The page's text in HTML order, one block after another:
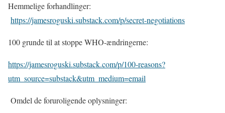
Hemmelige forhandlinger:
https://jamesroguski.substack.com/p/secret-negotiations
100 grunde til at stoppe WHO-ændringerne:
https://jamesroguski.substack.com/p/100-reasons?
utm_source=substack&utm_medium=email
Omdel de foruroligende oplysninger: